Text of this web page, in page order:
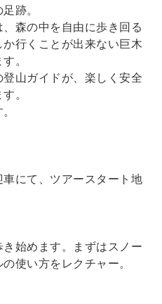
跡。
森の中を自由に歩き回る
行くことが出来ない巨木
。
山ガイドが、楽しく安全
。
にて、ツアースタート地
始めます。まずはスノー
使い方をレクチャー。